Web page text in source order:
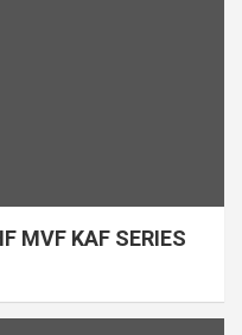
MVF KAF SERIES